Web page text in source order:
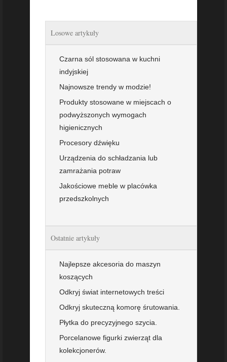
Losowe artykuły
Czarna sól stosowana w kuchni
indyjskiej
Najnowsze trendy w modzie!
Produkty stosowane w miejscach o
podwyższonych wymogach
higienicznych
Procesory dźwięku
Urządzenia do schładzania lub
zamrażania potraw
Jakościowe meble w placówka
przedszkolnych
Ostatnie artykuły
Najlepsze akcesoria do maszyn
koszących
Odkryj świat internetowych treści
Odkryj skuteczną komorę śrutowania.
Płytka do precyzyjnego szycia.
Porcelanowe figurki zwierząt dla
kolekcjonerów.